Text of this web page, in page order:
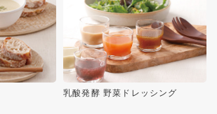
乳酸発酵 野菜ドレッシング